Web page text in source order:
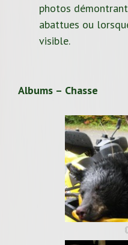
photos
abattues ou
visible.
Albums – Chasse